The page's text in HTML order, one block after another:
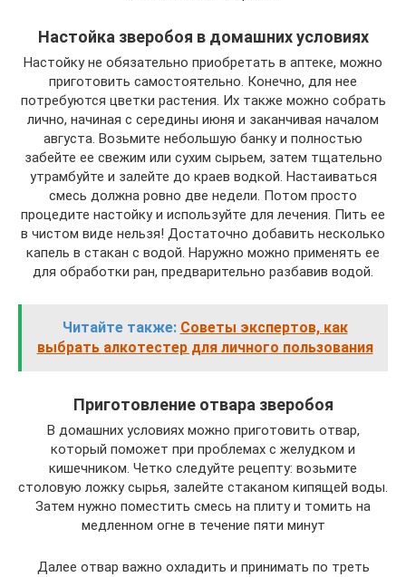
Настойка зверобоя в домашних условиях
Настойку не обязательно приобретать в аптеке, можно
приготовить самостоятельно. Конечно, для нее
потребуются цветки растения. Их также можно собрать
лично, начиная с середины июня и заканчивая началом
августа. Возьмите небольшую банку и полностью
забейте ее свежим или сухим сырьем, затем тщательно
утрамбуйте и залейте до краев водкой. Настаиваться
смесь должна ровно две недели. Потом просто
процедите настойку и используйте для лечения. Пить ее
в чистом виде нельзя! Достаточно добавить несколько
капель в стакан с водой. Наружно можно применять ее
для обработки ран, предварительно разбавив водой.
Читайте также: Советы экспертов, как
выбрать алкотестер для личного пользования
Приготовление отвара зверобоя
В домашних условиях можно приготовить отвар,
который поможет при проблемах с желудком и
кишечником. Четко следуйте рецепту: возьмите
столовую ложку сырья, залейте стаканом кипящей воды.
Затем нужно поместить смесь на плиту и томить на
медленном огне в течение пяти минут
Далее отвар важно охладить и принимать по треть